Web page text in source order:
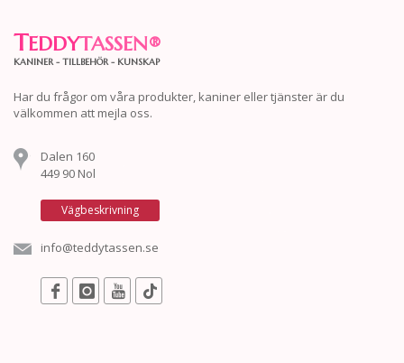
TEDDYTASSEN®
KANINER - TILLBEHÖR - KUNSKAP
Har du frågor om våra produkter, kaniner eller tjänster är du
välkommen att mejla oss.
Dalen 160
449 90 Nol
Vägbeskrivning
info@teddytassen.se